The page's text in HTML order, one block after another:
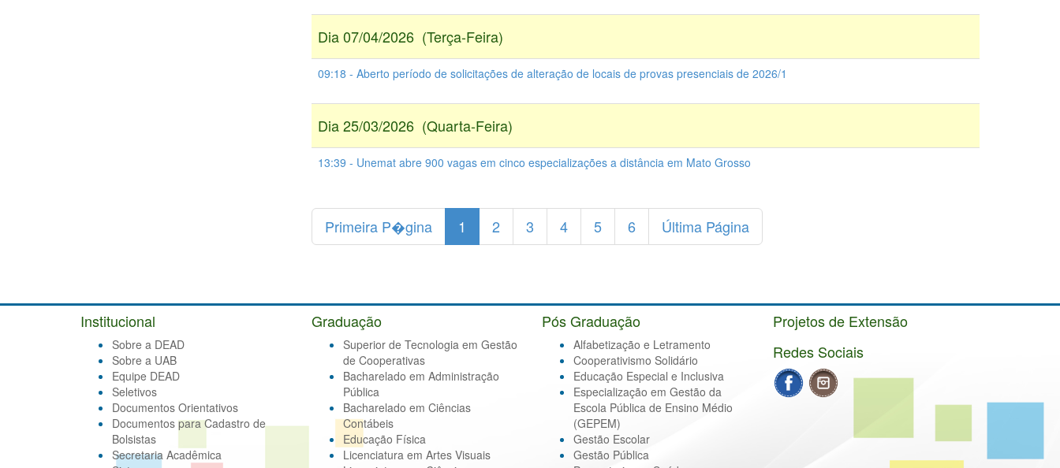
Dia 07/04/2026 (Terça-Feira)
09:18 - Aberto período de solicitações de alteração de locais de provas presenciais de 2026/1
Dia 25/03/2026 (Quarta-Feira)
13:39 - Unemat abre 900 vagas em cinco especializações a distância em Mato Grosso
Primeira P�gina 1 2 3 4 5 6 Última Página
Institucional
Sobre a DEAD
Sobre a UAB
Equipe DEAD
Seletivos
Documentos Orientativos
Documentos para Cadastro de
Bolsistas
Secretaria Acadêmica
Graduação
Superior de Tecnologia em Gestão
de Cooperativas
Bacharelado em Administração
Pública
Bacharelado em Ciências
Contábeis
Educação Física
Licenciatura em Artes Visuais
Pós Graduação
Alfabetização e Letramento
Cooperativismo Solidário
Educação Especial e Inclusiva
Especialização em Gestão da
Escola Pública de Ensino Médio
(GEPEM)
Gestão Escolar
Gestão Pública
Projetos de Extensão
Redes Sociais